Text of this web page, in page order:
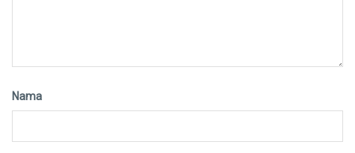
Nama